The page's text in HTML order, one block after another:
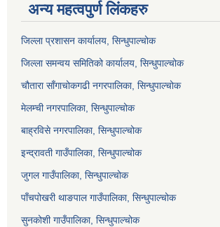
अन्य महत्वपुर्ण लिंकहरु
जिल्ला प्रशासन कार्यालय, सिन्धुपाल्चोक
जिल्ला समन्वय समितिको कार्यालय, सिन्धुपाल्चोक
चौतारा साँगाचोकगढी नगरपालिका, सिन्धुपाल्चोक
मेलम्ची नगरपालिका, सिन्धुपाल्चोक
बाह्रविसे नगरपालिका, सिन्धुपाल्चोक
इन्द्रावती गाउँपालिका, सिन्धुपाल्चोक
जुगल गाउँपालिका, सिन्धुपाल्चोक
पाँचपोखरी थाङपाल गाउँपालिका, सिन्धुपाल्चोक
सुनकोशी गाउँपालिका, सिन्धुपाल्चोक